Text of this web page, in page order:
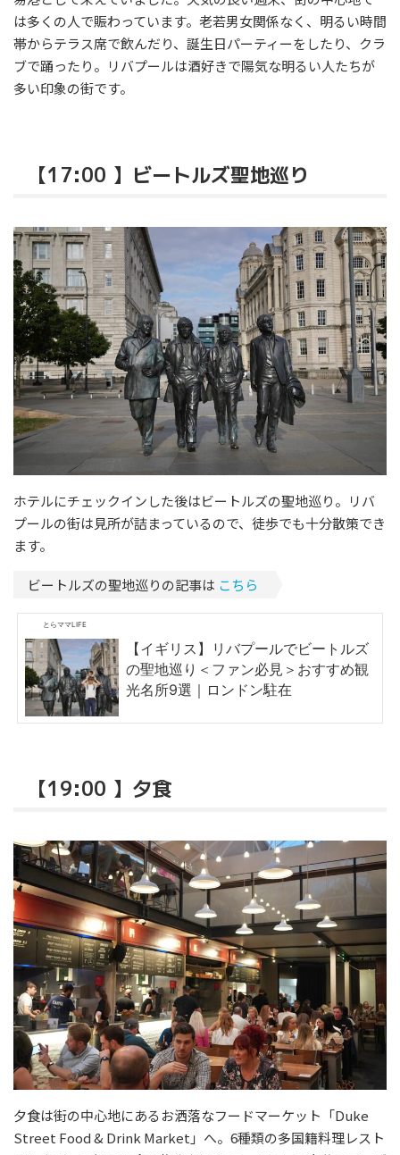
は多くの人で賑わっています。老若男女関係なく、明るい時間
帯からテラス席で飲んだり、誕生日パーティーをしたり、クラ
ブで踊ったり。リバプールは酒好きで陽気な明るい人たちが
多い印象の街です。
【17:00 】ビートルズ聖地巡り
ホテルにチェックインした後はビートルズの聖地巡り。リバ
プールの街は見所が詰まっているので、徒歩でも十分散策でき
ます。
ビートルズの聖地巡りの記事は こちら
とらママLIFE
【イギリス】リバプールでビートルズ
の聖地巡り＜ファン必見＞おすすめ観
光名所9選｜ロンドン駐在
【19:00 】夕食
夕食は街の中心地にあるお洒落なフードマーケット「Duke
Street Food & Drink Market」へ。6種類の多国籍料理レスト